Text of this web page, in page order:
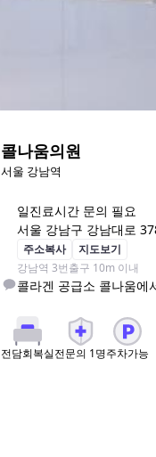
콜나움의원
서울 강남역
일진료시간 문의 필요
서울 강남구 강남대로
주소복사
지도보기
강남역 3번출구 10m 이내
콜라겐 공급소 콜나움에
전담회복실전문의 1명주차가능